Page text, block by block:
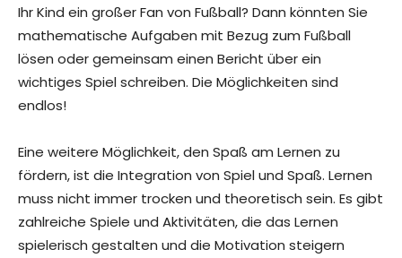
Ihr Kind ein großer Fan von Fußball? Dann könnten Sie
mathematische Aufgaben mit Bezug zum Fußball
lösen oder gemeinsam einen Bericht über ein
wichtiges Spiel schreiben. Die Möglichkeiten sind
endlos!
Eine weitere Möglichkeit, den Spaß am Lernen zu
fördern, ist die Integration von Spiel und Spaß. Lernen
muss nicht immer trocken und theoretisch sein. Es gibt
zahlreiche Spiele und Aktivitäten, die das Lernen
spielerisch gestalten und die Motivation steigern